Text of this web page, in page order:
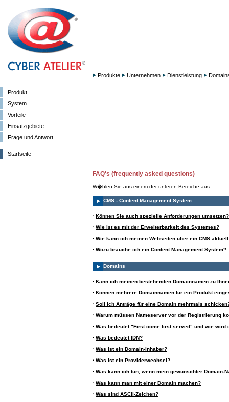
Produkt
System
Vorteile
Einsatzgebiete
Frage und Antwort
Startseite
Produkte Unternehmen Dienstleistung
FAQ's (frequently asked questions)
W�hlen Sie aus einem der unteren Bereiche aus
CMS - Content Management System
· Können Sie auch spezielle Anforderungen umsetzen?
· Wie ist es mit der Erweiterbarkeit des Systemes?
· Wie kann ich meinen Webseiten über ein CMS
· Wozu brauche ich ein Content Management System?
Domains
· Kann ich meinen bestehenden Domainnamen zu
· Können mehrere Domainnamen für ein Produkt
· Soll ich Anträge für eine Domain mehrmals
· Warum müssen Nameserver vor der Registrierung
· Was bedeutet "First come first served" und wie wird
· Was bedeutet IDN?
· Was ist ein Domain-Inhaber?
· Was ist ein Providerwechsel?
· Was kann ich tun, wenn mein gewünschter Domain-
· Was kann man mit einer Domain machen?
· Was sind ASCII-Zeichen?